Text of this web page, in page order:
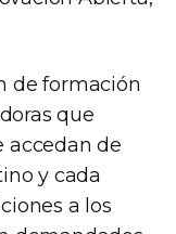
de formación
que
accedan de
y cada
a los